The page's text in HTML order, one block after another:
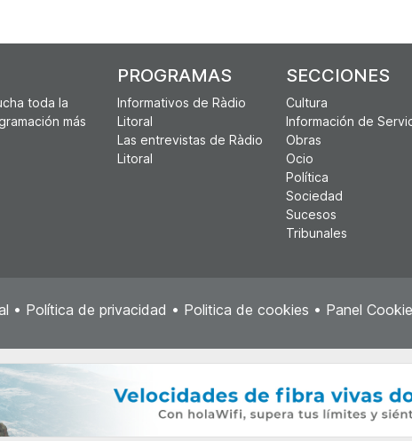
toda la
más
PROGRAMAS
Informativos de Ràdio
Litoral
Las entrevistas de Ràdio
Litoral
SECCIONES
Cultura
Información de
Obras
Ocio
Política
Sociedad
Sucesos
Tribunales
• Política de privacidad • Politica de cookies • Panel